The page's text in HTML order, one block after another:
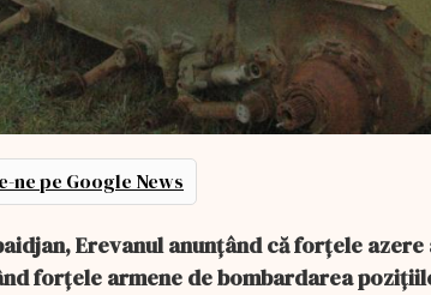
ne pe Google News
Erevanul anunțând că forțele
forțele armene de bombardarea